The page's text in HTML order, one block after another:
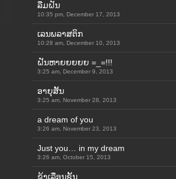
ລືມຝັນ
10:35 pm, December 17, 2013
ເລນພລາສຕິກ
10:28 am, December 10, 2013
ຝັນຫາຍຍຍຍຍ =_=!!!
3:25 am, December 9, 2013
ອາຍຸສັ້ນ
3:25 am, November 28, 2013
a dream of you
3:26 am, November 23, 2013
Just you… in my dream
3:26 am, October 15, 2013
ຂ້າເລື່ອນຊັ້ນ